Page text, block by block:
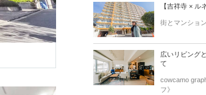
【吉祥寺 × ル
街とマンショ
広いリビング
て
cowcamo
フ》